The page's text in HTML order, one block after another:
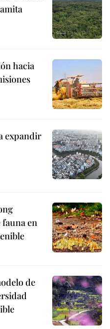
hacia
expandir
en
de